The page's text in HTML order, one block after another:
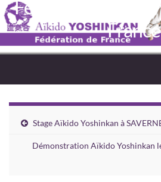
Fédération Aïkido
France
Stage Aïkido Yoshinkan à
Démonstration Aïkido Yoshinkan